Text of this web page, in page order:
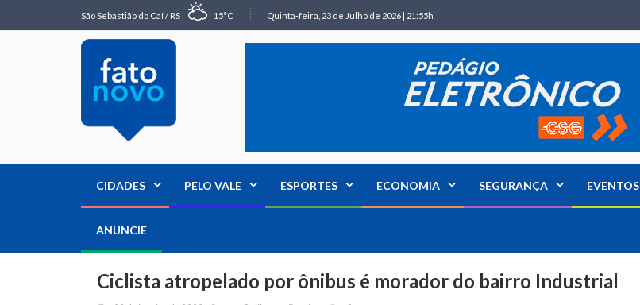
São Sebastião do Caí / RS 15°C Quinta-feira, 23 de Julho de 2026 | 21:55h
CIDADES PELO VALE ESPORTES ECONOMIA SEGURANÇA EVENTOS
ANUNCIE
Ciclista atropelado por ônibus é morador do bairro Industrial